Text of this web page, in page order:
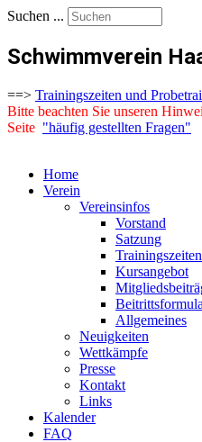
Suchen ...
Schwimmverein
==> Trainingszeiten und
Bitte beachten Sie unseren
Seite "häufig gestellten Fragen"
Home
Verein
Vereinsinfos
Vorstand
Satzung
Trainingszeiten
Kursangebot
Allgemeines
Neuigkeiten
Wettkämpfe
Presse
Kontakt
Links
Kalender
FAQ